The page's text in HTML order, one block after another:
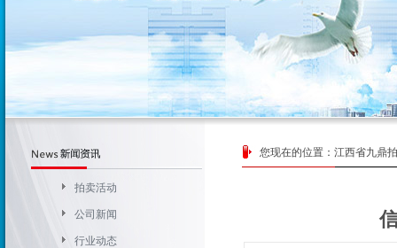
拍卖活动
公司新闻
行业动态
您现在的位置： 江西省九鼎